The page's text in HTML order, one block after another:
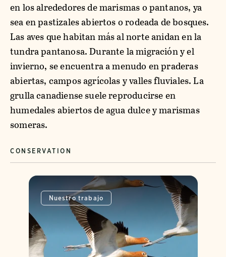
en los alrededores de marismas o pantanos, ya
sea en pastizales abiertos o rodeada de bosques.
Las aves que habitan más al norte anidan en la
tundra pantanosa. Durante la migración y el
invierno, se encuentra a menudo en praderas
abiertas, campos agrícolas y valles fluviales. La
grulla canadiense suele reproducirse en
humedales abiertos de agua dulce y marismas
someras.
CONSERVATION
Nuestro trabajo